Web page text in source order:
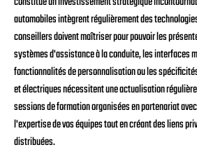
automobiles intègrent régulièrement des
conseillers doivent maîtriser pour pouvoir les
systèmes d'assistance à la conduite, les interfaces
fonctionnalités de personnalisation ou les
et électriques nécessitent une actualisation
sessions de formation organisées en partenariat
l'expertise de vos équipes tout en créant des liens
distribuées.